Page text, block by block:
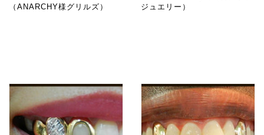
（ANARCHY様グリルズ）
ジュエリー）